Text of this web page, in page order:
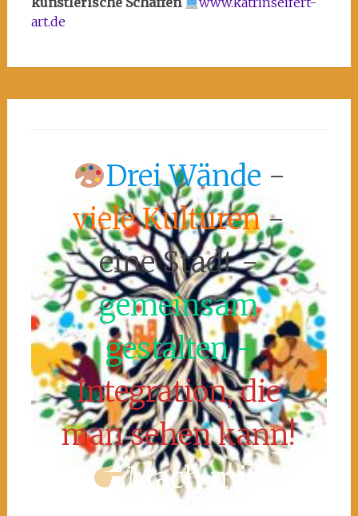
art.de
Drei Wände -
viele Kulturen-
eine Stadt -
gemeinsam
gestalten -
Integration, die
man sehen kann!
Mach mit!